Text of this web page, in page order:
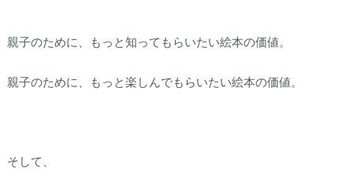
親子のために、もっと知ってもらいたい絵本の価値。
親子のために、もっと楽しんでもらいたい絵本の価値。
そして、